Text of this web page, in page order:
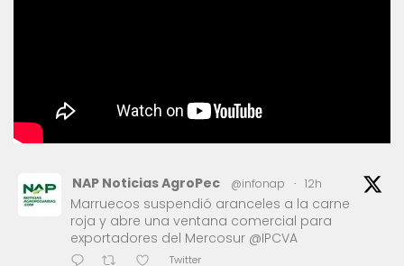
NAP Noticias AgroPec @infonap · 12h
Marruecos suspendió aranceles a la carne
roja y abre una ventana comercial para
exportadores del Mercosur @IPCVA
Twitter